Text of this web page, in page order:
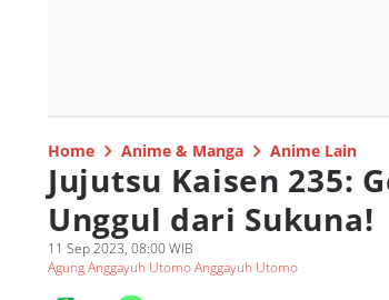
Home Anime & Manga Anime Lain
Jujutsu Kaisen 235:
Unggul dari Sukuna!
11 Sep 2023, 08:00 WIB
Agung Anggayuh Utomo Anggayuh Utomo